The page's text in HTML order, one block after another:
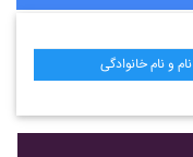
نام و نام خانوادگی